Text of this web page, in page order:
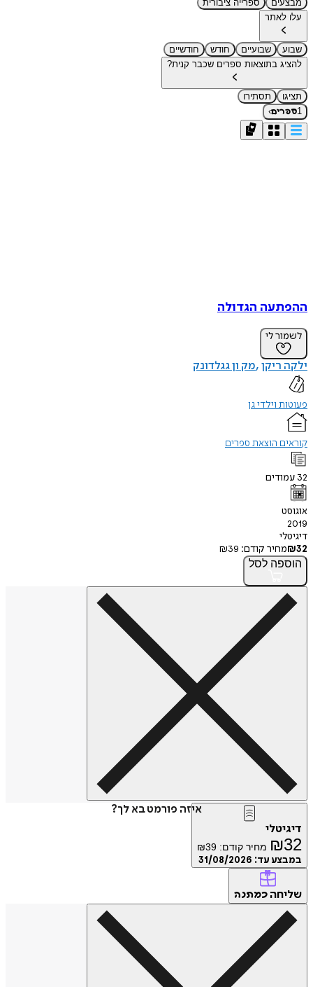
מבצעים
ספרייה ציבורית
עלו לאתר
שבוע שבועיים חודש
חודשיים
להציג בתוצאות ספרים שכבר קנית?
תציגו
תסתירו
1ספרים›
ההפתעה הגדולה
לשמור לי
ילקה ריקן מק ון גגלדונק
פעוטות וילדי גן
קוראים הוצאת ספרים
32 עמודים
אוגוסט
2019
דיגיטלי
₪32 מחיר קודם: ₪39
הוספה לסל
איזה פורמט בא לך?
דיגיטלי
₪32 מחיר קודם: ₪39
במבצע עד: 31/08/2026
שליחה כמתנה